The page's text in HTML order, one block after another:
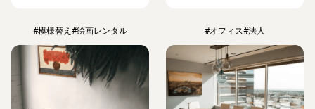
#模様替え #絵画レンタル #オフィス#法人